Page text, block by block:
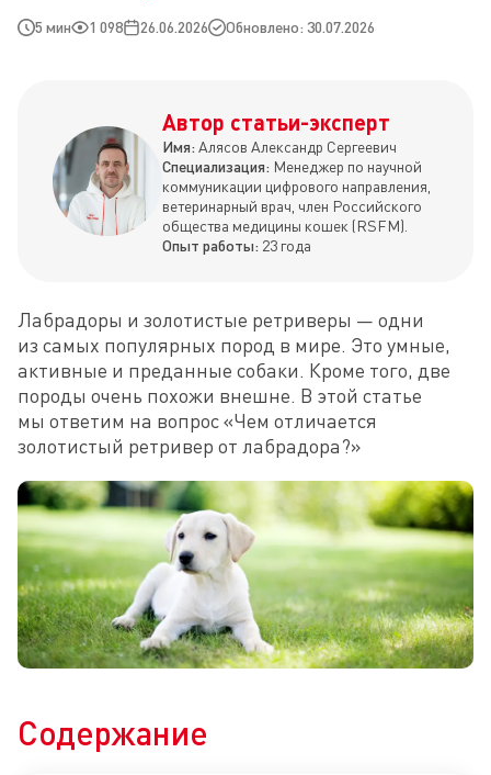
5 мин 1 098 26.06.2026 Обновлено: 30.07.2026
Автор статьи-эксперт
Имя: Алясов Александр Сергеевич
Специализация: Менеджер по научной
коммуникации цифрового направления,
ветеринарный врач, член Российского
общества медицины кошек (RSFM).
Опыт работы: 23 года
Лабрадоры и золотистые ретриверы — одни
из самых популярных пород в мире. Это умные,
активные и преданные собаки. Кроме того, две
породы очень похожи внешне. В этой статье
мы ответим на вопрос «Чем отличается
золотистый ретривер от лабрадора?»
Содержание